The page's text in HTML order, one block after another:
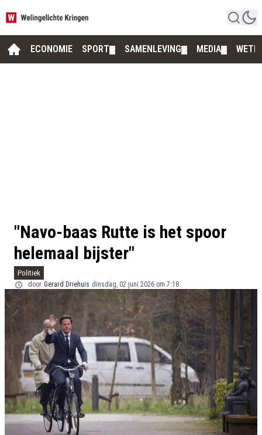
ECONOMIE SPORT SAMENLEVING MEDIA
"Navo-baas Rutte is het spoor
helemaal bijster"
Politiek
door Gerard Driehuis dinsdag, 02 juni 2026 om 7:18